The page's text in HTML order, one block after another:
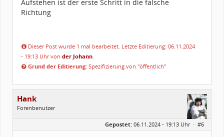
Aufstehen ist der erste Schritt in die falsche
Richtung
Dieser Post wurde 1 mal bearbeitet. Letzte Editierung: 06.11.2024
- 19:13 Uhr von der Johann
Grund der Editierung: Spezifizierung von "öffentlich"
Hank
Forenbenutzer
Beiträge:
168
Gepostet: 06.11.2024 - 19:13 Uhr · #6